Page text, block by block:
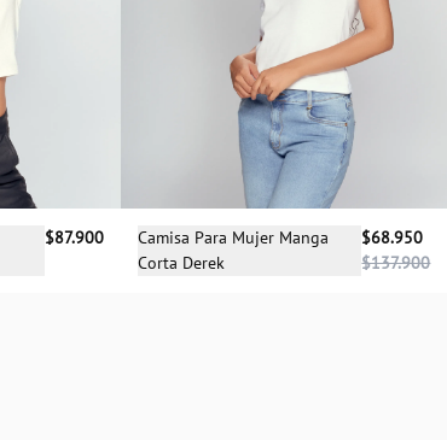
$87.900 Selecciona una talla
Camisa Para Mujer Manga
Corta Derek
$68.950
$137.900